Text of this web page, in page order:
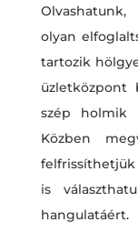
olyan
tartozik
üzletközpont
szép holmik
Közben
felfrissíthetjük
is
hangulatáért.